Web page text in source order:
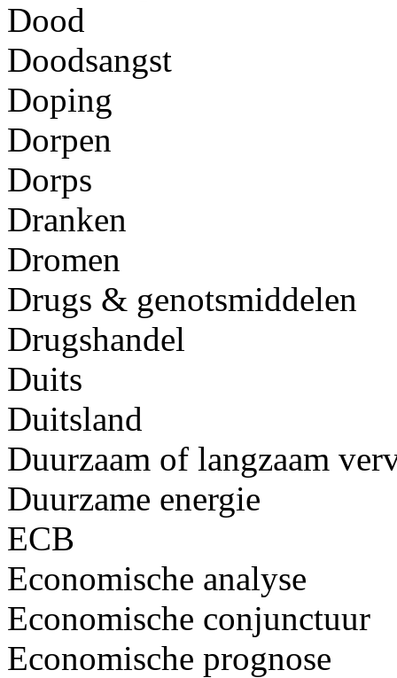
Dood
Doodsangst
Doping
Dorpen
Dorps
Dranken
Dromen
Drugs & genotsmiddelen
Drugshandel
Duits
Duitsland
Duurzaam of langzaam
Duurzame energie
ECB
Economische analyse
Economische conjunctuur
Economische prognose